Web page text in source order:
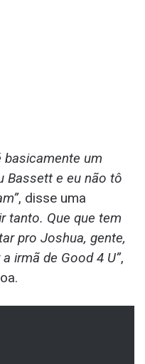
basicamente um
Bassett e eu não tô
, disse uma
tanto. Que que tem
pro Joshua, gente,
irmã de Good 4 U”,